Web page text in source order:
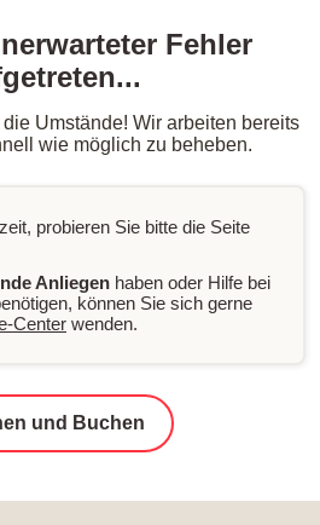
Fehler
Umstände! Wir arbeiten bereits
wie möglich zu beheben.
probieren Sie bitte die Seite
Anliegen haben oder Hilfe bei
können Sie sich gerne
Center wenden.
und Buchen